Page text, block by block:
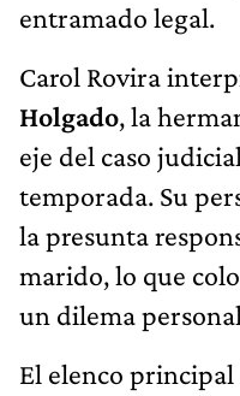
entramado legal.
Carol Rovira
Holgado, la
eje del caso
temporada. Su
la presunta
marido, lo que
un dilema
El elenco